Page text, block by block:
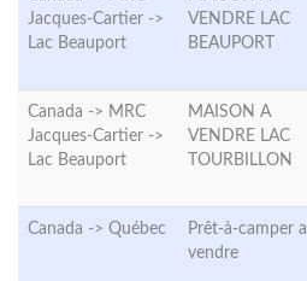
Jacques-Cartier ->
Lac Beauport
VENDRE LAC
BEAUPORT
Canada -> MRC
Jacques-Cartier ->
Lac Beauport
MAISON A
VENDRE LAC
TOURBILLON
Canada -> Québec
Prêt-à-camper a
vendre